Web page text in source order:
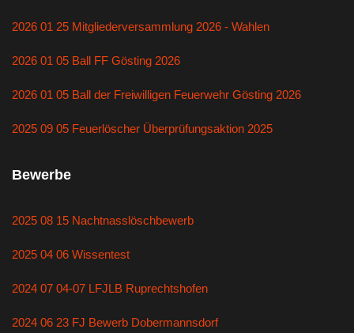
2026 01 25 Mitgliederversammlung 2026 - Wahlen
2026 01 05 Ball FF Gösting 2026
2026 01 05 Ball der Freiwilligen Feuerwehr Gösting 2026
2025 09 05 Feuerlöscher Überprüfungsaktion 2025
Bewerbe
2025 08 15 Nachtnasslöschbewerb
2025 04 06 Wissentest
2024 07 04-07 LFJLB Ruprechtshofen
2024 06 23 FJ Bewerb Dobermannsdorf